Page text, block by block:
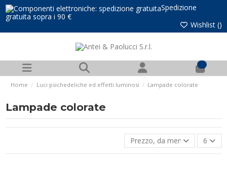
Spedizione
gratuita sopra i 90 €
Wishlist ()
Home Luci psichedeliche ed effetti luminosi Lampade colorate
Lampade colorate
Prezzo, da meno caro a più
6